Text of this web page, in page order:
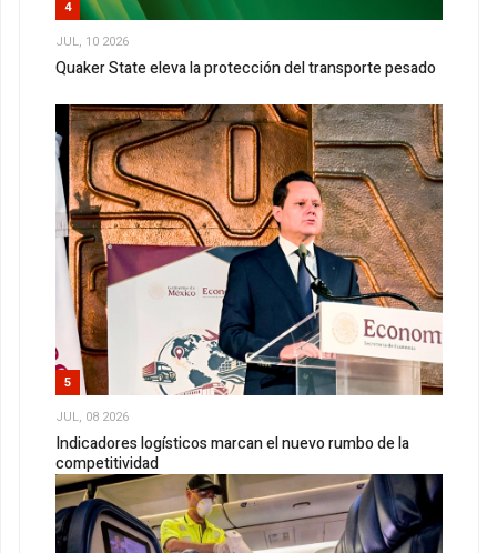
4
JUL, 10 2026
Quaker State eleva la protección del transporte pesado
5
JUL, 08 2026
Indicadores logísticos marcan el nuevo rumbo de la
competitividad